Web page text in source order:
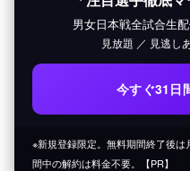
男女日本戦全試合生
見放題 ／ 見逃し
今すぐ31日
※新規登録限定。無料期間終了後
間中の解約は料金不要。【PR】